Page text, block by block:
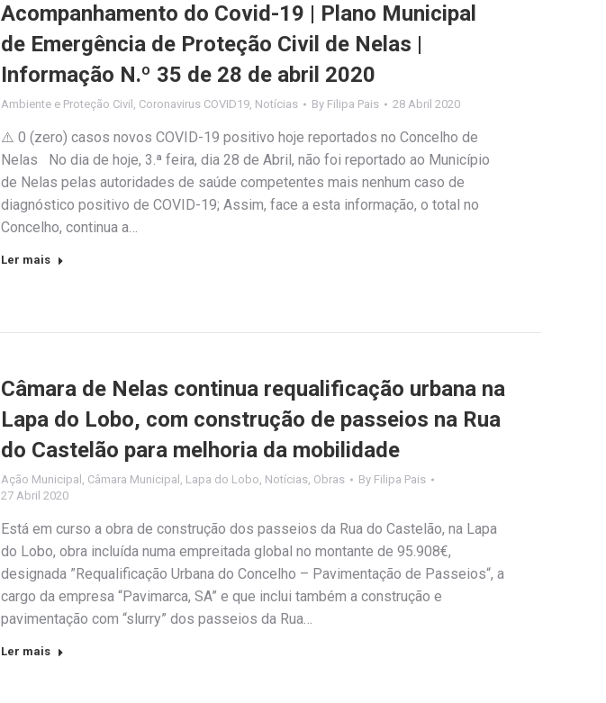
Acompanhamento do Covid-19 | Plano Municipal
de Emergência de Proteção Civil de Nelas |
Informação N.º 35 de 28 de abril 2020
Ambiente e Proteção Civil , Coronavirus COVID19, Notícias By Filipa Pais 28 Abril 2020
⚠️ 0 (zero) casos novos COVID-19 positivo hoje reportados no Concelho de
Nelas No dia de hoje, 3.ª feira, dia 28 de Abril, não foi reportado ao Município
de Nelas pelas autoridades de saúde competentes mais nenhum caso de
diagnóstico positivo de COVID-19; Assim, face a esta informação, o total no
Concelho, continua a…
Ler mais
Câmara de Nelas continua requalificação urbana na
Lapa do Lobo, com construção de passeios na Rua
do Castelão para melhoria da mobilidade
Ação Municipal Câmara Municipal Lapa do Lobo Notícias Obras By Filipa Pais
27 Abril 2020
Está em curso a obra de construção dos passeios da Rua do Castelão, na Lapa
do Lobo, obra incluída numa empreitada global no montante de 95.908€,
designada ”Requalificação Urbana do Concelho – Pavimentação de Passeios“, a
cargo da empresa “Pavimarca, SA” e que inclui também a construção e
pavimentação com “slurry” dos passeios da Rua…
Ler mais